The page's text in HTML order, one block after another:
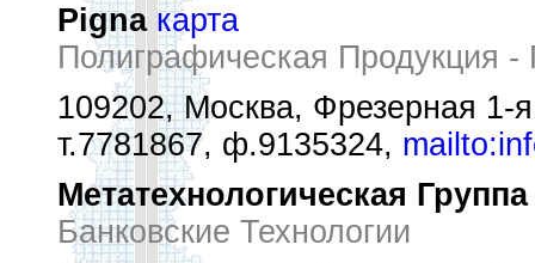
Pigna карта
Полиграфическая Продукция
109202, Москва, Фрезерная 1-
т.7781867, ф.9135324,
Метатехнологическая Группа
Банковские Технологии